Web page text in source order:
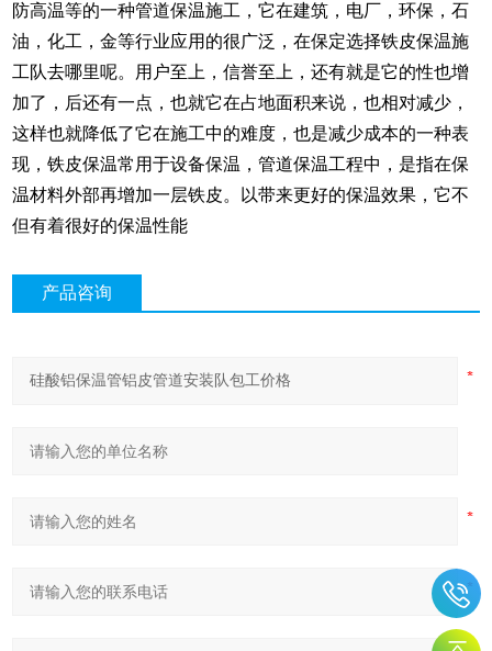
防高温等的一种管道保温施工，它在建筑，电厂，环保，石
油，化工，金等行业应用的很广泛，在保定选择铁皮保温施
工队去哪里呢。用户至上，信誉至上，还有就是它的性也增
加了，后还有一点，也就它在占地面积来说，也相对减少，
这样也就降低了它在施工中的难度，也是减少成本的一种表
现，铁皮保温常用于设备保温，管道保温工程中，是指在保
温材料外部再增加一层铁皮。以带来更好的保温效果，它不
但有着很好的保温性能
产品咨询